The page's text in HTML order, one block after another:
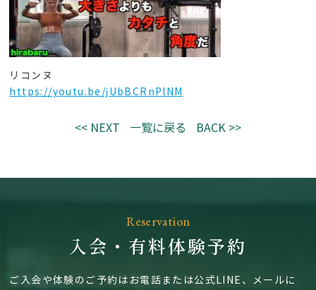
リコンヌ
https://youtu.be/jUbBCRnPlNM
<< NEXT 一覧に戻る BACK >>
Reservation
入会・有料体験予約
ご入会や体験のご予約はお電話または公式LINE、メールに